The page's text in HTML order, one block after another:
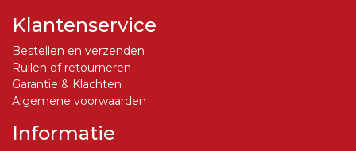
Klantenservice
Bestellen en verzenden
Ruilen of retourneren
Garantie & Klachten
Algemene voorwaarden
Informatie